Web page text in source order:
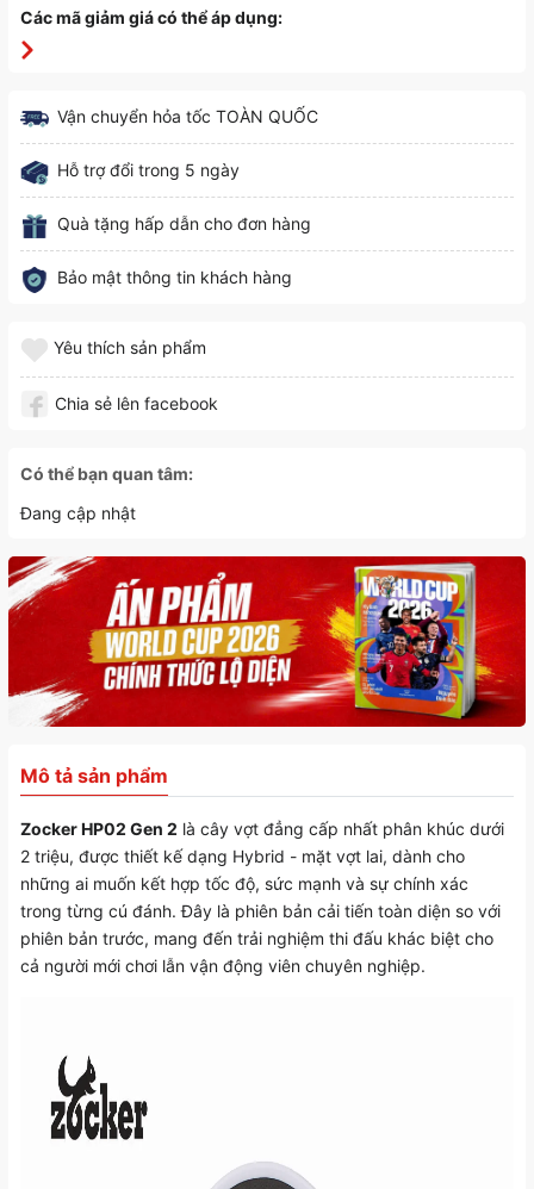
Các mã giảm giá có thể áp dụng:
Vận chuyển hỏa tốc TOÀN QUỐC
Hỗ trợ đổi trong 5 ngày
Quà tặng hấp dẫn cho đơn hàng
Bảo mật thông tin khách hàng
Yêu thích sản phẩm
Chia sẻ lên facebook
Có thể bạn quan tâm:
Đang cập nhật
Mô tả sản phẩm
Zocker HP02 Gen 2 là cây vợt đẳng cấp nhất phân khúc dưới
2 triệu, được thiết kế dạng Hybrid - mặt vợt lai, dành cho
những ai muốn kết hợp tốc độ, sức mạnh và sự chính xác
trong từng cú đánh. Đây là phiên bản cải tiến toàn diện so với
phiên bản trước, mang đến trải nghiệm thi đấu khác biệt cho
cả người mới chơi lẫn vận động viên chuyên nghiệp.